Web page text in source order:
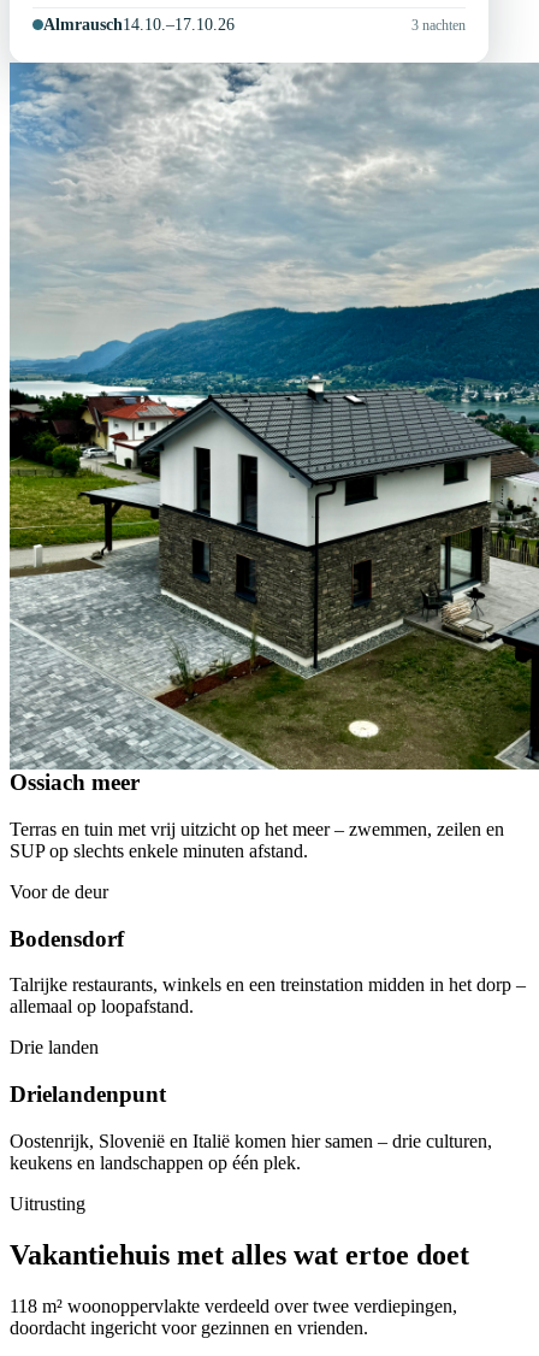
Almrausch14.10.–17.10.26 3 nachten
118 m²
Woonoppervlakte
4–6
Personen
Slaapkamer
2
Baden
Welkom
Vakantiehuis Steinrose & Vakantiehuis
Almrausch
Aan de Ossiacher See in Karinthië, op een uiterst rustige locatie.
Twee moderne huizen voor elk 4–6 personen – voorzien van alles
wat een verblijf tot een thuis maakt.
„Soms heb je een plek nodig waar je je gewoon kunt ontspannen en
van het leven kunt genieten. Waar het ontbijt in de ochtendzon twee
keer zo lekker smaakt.“
Uitzicht op het meer
Terras & tuin
Locatie & beleving
In het drielandenpunt Oostenrijk · Slovenië · Italië – drie
Culturen, keukens en landschappen vlakbij.
Dicht bij het water
Ossiach meer
Terras en tuin met vrij uitzicht op het meer – zwemmen, zeilen en
SUP op slechts enkele minuten afstand.
Voor de deur
Bodensdorf
Talrijke restaurants, winkels en een treinstation midden in het dorp –
allemaal op loopafstand.
Drie landen
Drielandenpunt
Oostenrijk, Slovenië en Italië komen hier samen – drie culturen,
keukens en landschappen op één plek.
Uitrusting
Vakantiehuis met alles wat ertoe doet
118 m² woonoppervlakte verdeeld over twee verdiepingen,
doordacht ingericht voor gezinnen en vrienden.